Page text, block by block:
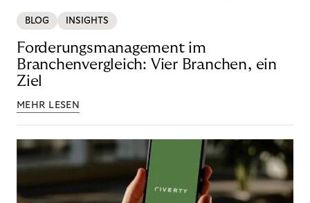
BLOG INSIGHTS
Forderungsmanagement im
Branchenvergleich: Vier Branchen, ein
Ziel
MEHR LESEN